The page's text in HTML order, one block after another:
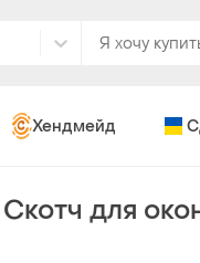
Хендмейд
Скотч для